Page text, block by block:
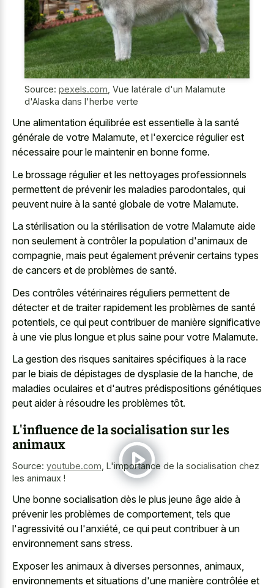
Source: pexels.com Vue latérale d'un Malamute
d'Alaska dans l'herbe verte
Une alimentation équilibrée est essentielle à la santé
générale de votre Malamute, et l'exercice régulier est
nécessaire pour le maintenir en bonne forme.
Le brossage régulier et les nettoyages professionnels
permettent de prévenir les maladies parodontales, qui
peuvent nuire à la santé globale de votre Malamute.
La stérilisation ou la stérilisation de votre Malamute aide
non seulement à contrôler la population d'animaux de
compagnie, mais peut également prévenir certains types
de cancers et de problèmes de santé.
Des contrôles vétérinaires réguliers permettent de
détecter et de traiter rapidement les problèmes de santé
potentiels, ce qui peut contribuer de manière significative
à une vie plus longue et plus saine pour votre Malamute.
La gestion des risques sanitaires spécifiques à la race
par le biais de dépistages de dysplasie de la hanche, de
maladies oculaires et d'autres prédispositions génétiques
peut aider à résoudre les problèmes tôt.
L'influence de la socialisation sur les
animaux
Source: youtube.com L'importance de la socialisation chez
les animaux !
Une bonne socialisation dès le plus jeune âge aide à
prévenir les problèmes de comportement, tels que
l'agressivité ou l'anxiété, ce qui peut contribuer à un
environnement sans stress.
Exposer les animaux à diverses personnes, animaux,
environnements et situations d'une manière contrôlée et